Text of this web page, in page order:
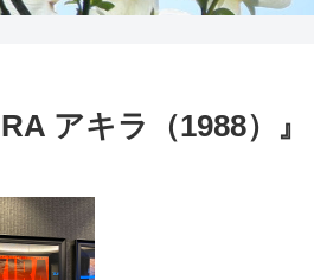
アキラ（1988）』